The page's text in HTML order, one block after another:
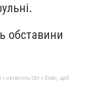
обставини
натисніть Ctrl + Enter, щоб